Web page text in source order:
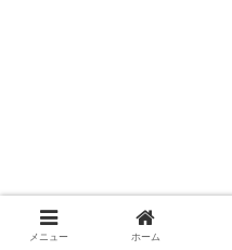
メニュー ホーム